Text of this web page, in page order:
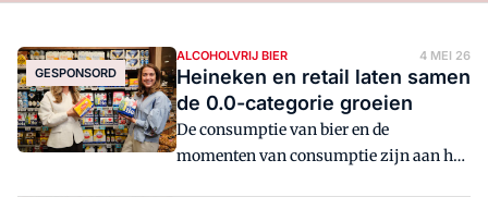
GESPONSORD
ALCOHOLVRIJ BIER 4 MEI 26
Heineken en retail laten samen
de 0.0-categorie groeien
De consumptie van bier en de
momenten van consumptie zijn aan het